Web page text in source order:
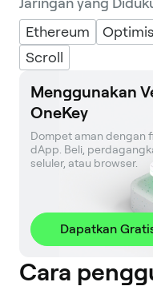
Ethereum
Scroll
Menggunakan
OneKey
Dompet aman dengan
dApp. Beli,
seluler, atau browser.
Dapatkan
Cara